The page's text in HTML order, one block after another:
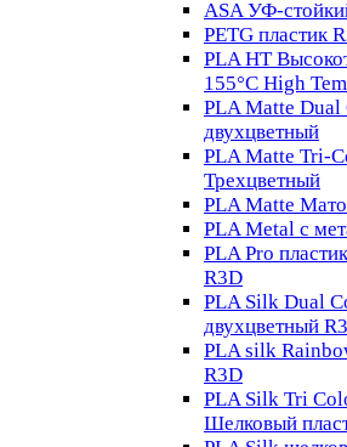
ASA УФ-
PETG пластик
PLA HT
155°C High
PLA Matte
двухцветный
PLA Matte Tri-
Трехцветный
PLA Matte
PLA Metal с
PLA Pro
R3D
PLA Silk Dual
двухцветный
PLA silk
R3D
PLA Silk Tri
Шелковый